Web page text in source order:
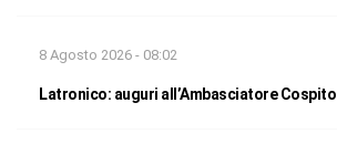
8 Agosto 2026 - 08:02
Latronico: auguri all’Ambasciatore Cospito